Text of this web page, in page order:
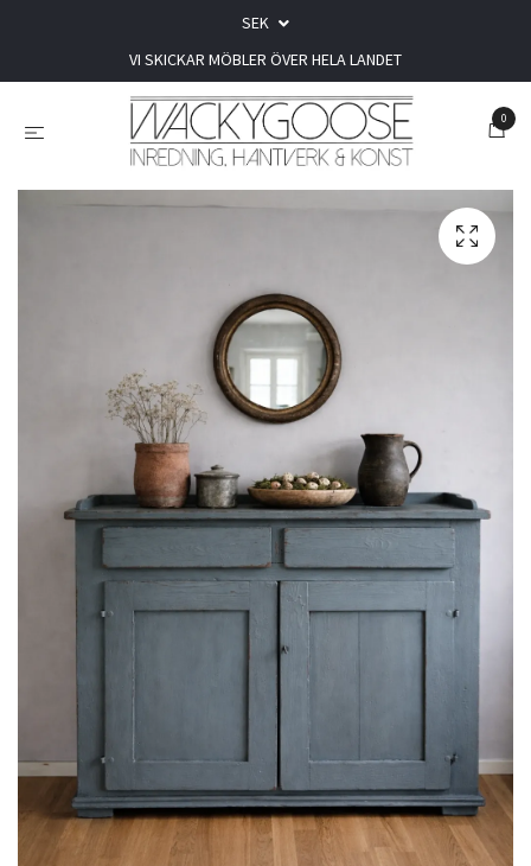
SEK
VI SKICKAR MÖBLER ÖVER HELA LANDET
0